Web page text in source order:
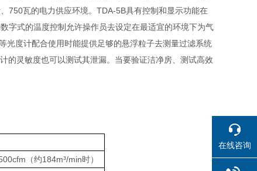
750瓦的电力供应环境。TDA-5B具有控制和显示功能在
字式的温度控制允许操作员去设定在最适宜的环境下为气
光度计配合使用时能提供足够的悬浮粒子去测量过滤系统
的灵敏度也可以测试其泄漏。当要验证洁净房、测试高效
（约184m³/min时）
在线咨询